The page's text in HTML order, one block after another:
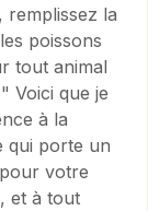
la
poissons
tout animal
Voici que je
à la
qui porte un
votre
et à tout